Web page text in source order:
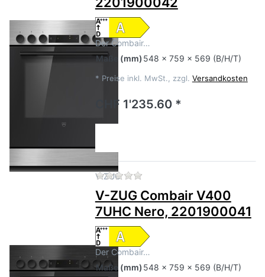
Der Combair…
Maße (mm) 548 x 759 x 569 (B/H/T)
* Preise inkl. MwSt., zzgl. Versandkosten
CHF 1'235.60 *
V-ZUG Zu diesem Produkt liegen
V-ZUG Combair V400
7UHC Nero, 2201900041
Der Combair…
Maße (mm) 548 x 759 x 569 (B/H/T)